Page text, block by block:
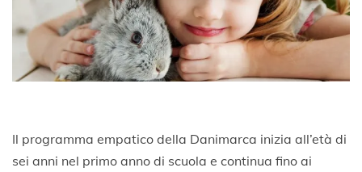
Il programma empatico della Danimarca inizia all’età di
sei anni nel primo anno di scuola e continua fino ai